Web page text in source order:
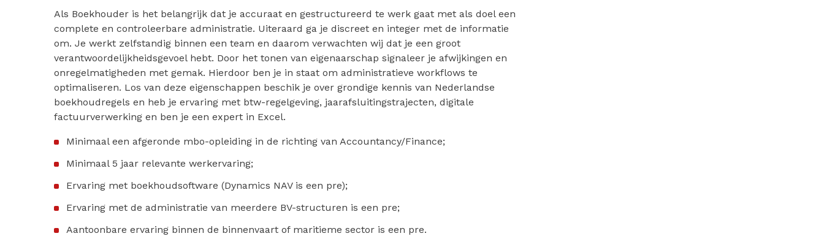
Als Boekhouder is het belangrijk dat je accuraat en gestructureerd te werk gaat met als doel een
complete en controleerbare administratie. Uiteraard ga je discreet en integer met de informatie
om. Je werkt zelfstandig binnen een team en daarom verwachten wij dat je een groot
verantwoordelijkheidsgevoel hebt. Door het tonen van eigenaarschap signaleer je afwijkingen en
onregelmatigheden met gemak. Hierdoor ben je in staat om administratieve workflows te
optimaliseren. Los van deze eigenschappen beschik je over grondige kennis van Nederlandse
boekhoudregels en heb je ervaring met btw-regelgeving, jaarafsluitingstrajecten, digitale
factuurverwerking en ben je een expert in Excel.
Minimaal een afgeronde mbo-opleiding in de richting van Accountancy/Finance;
Minimaal 5 jaar relevante werkervaring;
Ervaring met boekhoudsoftware (Dynamics NAV is een pre);
Ervaring met de administratie van meerdere BV-structuren is een pre;
Aantoonbare ervaring binnen de binnenvaart of maritieme sector is een pre.